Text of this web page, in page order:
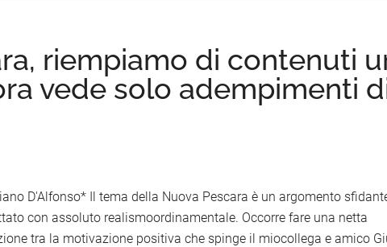
Scotch
riempiamo di contenuti
vede solo adempimenti
D'Alfonso* Il tema della Nuova Pescara è un argomento
con assoluto realismoordinamentale. Occorre fare una netta
tra la motivazione positiva che spinge il miocollega e amico